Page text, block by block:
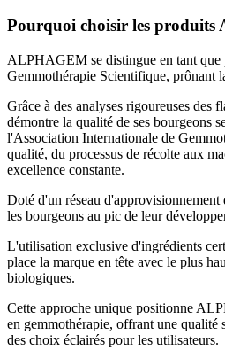
Pourquoi choisir les produits
ALPHAGEM se distingue en tant que
Gemmothérapie Scientifique, prônant
Grâce à des analyses rigoureuses des
démontre la qualité de ses bourgeons
l'Association Internationale de
qualité, du processus de récolte aux
excellence constante.
Doté d'un réseau
les bourgeons au pic de leur
L'utilisation exclusive d'ingrédients
place la marque en tête avec le plus
biologiques.
Cette approche unique positionne
en gemmothérapie, offrant une qualité
des choix éclairés pour les utilisateurs.